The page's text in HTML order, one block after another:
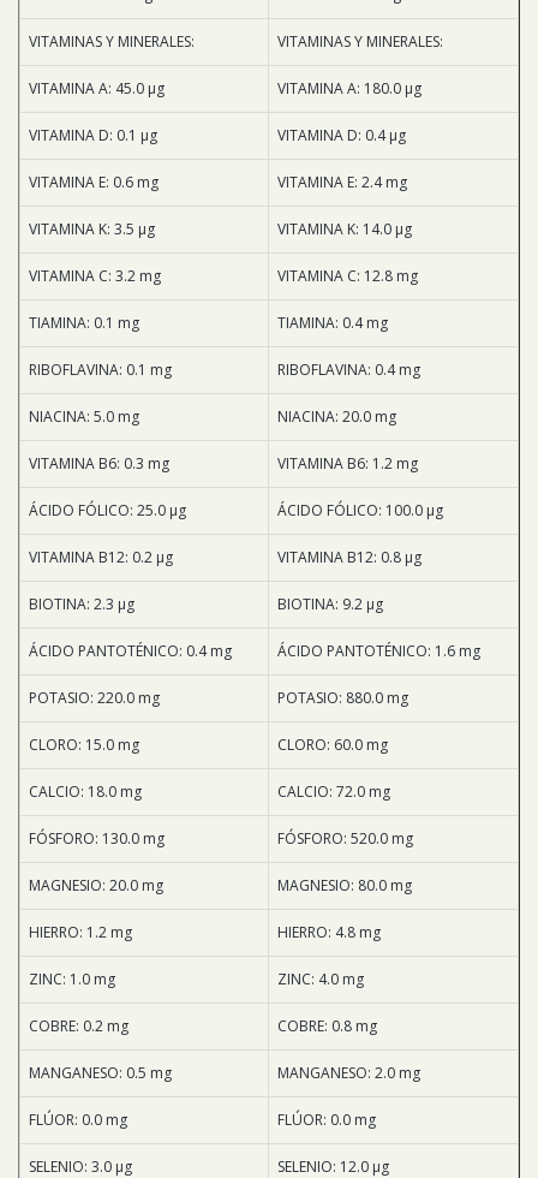
VITAMINAS Y MINERALES: VITAMINAS Y MINERALES:
VITAMINA A: 45.0 μg VITAMINA A: 180.0 μg
VITAMINA D: 0.1 μg VITAMINA D: 0.4 μg
VITAMINA E: 0.6 mg VITAMINA E: 2.4 mg
VITAMINA K: 3.5 μg VITAMINA K: 14.0 μg
VITAMINA C: 3.2 mg VITAMINA C: 12.8 mg
TIAMINA: 0.1 mg TIAMINA: 0.4 mg
RIBOFLAVINA: 0.1 mg RIBOFLAVINA: 0.4 mg
NIACINA: 5.0 mg NIACINA: 20.0 mg
VITAMINA B6: 0.3 mg VITAMINA B6: 1.2 mg
ÁCIDO FÓLICO: 25.0 μg ÁCIDO FÓLICO: 100.0 μg
VITAMINA B12: 0.2 μg VITAMINA B12: 0.8 μg
BIOTINA: 2.3 μg BIOTINA: 9.2 μg
ÁCIDO PANTOTÉNICO: 0.4 mg ÁCIDO PANTOTÉNICO: 1.6 mg
POTASIO: 220.0 mg POTASIO: 880.0 mg
CLORO: 15.0 mg CLORO: 60.0 mg
CALCIO: 18.0 mg CALCIO: 72.0 mg
FÓSFORO: 130.0 mg FÓSFORO: 520.0 mg
MAGNESIO: 20.0 mg MAGNESIO: 80.0 mg
HIERRO: 1.2 mg HIERRO: 4.8 mg
ZINC: 1.0 mg ZINC: 4.0 mg
COBRE: 0.2 mg COBRE: 0.8 mg
MANGANESO: 0.5 mg MANGANESO: 2.0 mg
FLÚOR: 0.0 mg FLÚOR: 0.0 mg
SELENIO: 3.0 μg SELENIO: 12.0 μg